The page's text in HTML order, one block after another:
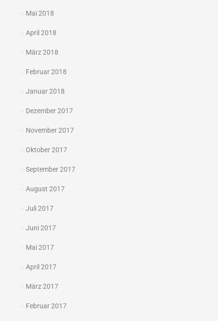
Mai 2018
April 2018
März 2018
Februar 2018
Januar 2018
Dezember 2017
November 2017
Oktober 2017
September 2017
August 2017
Juli 2017
Juni 2017
Mai 2017
April 2017
März 2017
Februar 2017